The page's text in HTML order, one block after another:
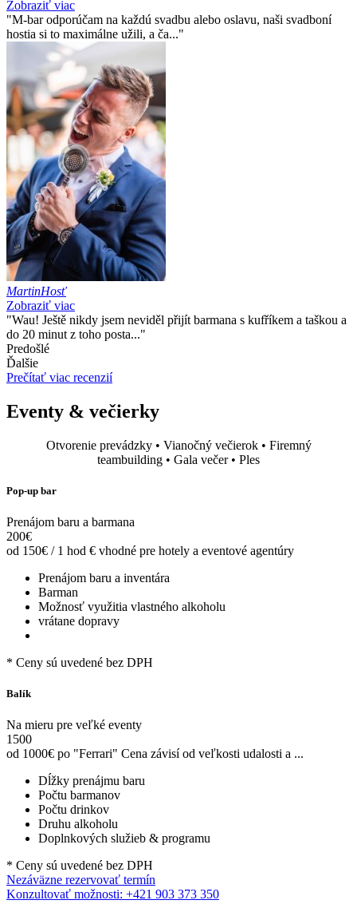
Zobraziť viac
"M-bar odporúčam na každú svadbu alebo oslavu, naši svadboní
hostia si to maximálne užili, a ča..."
MartinHosť
Zobraziť viac
"Wau! Ještě nikdy jsem neviděl přijít barmana s kufříkem a taškou a
do 20 minut z toho posta..."
Predošlé
Ďalšie
Prečítať viac recenzií
Eventy & večierky
Otvorenie prevádzky • Vianočný večierok • Firemný
teambuilding • Gala večer • Ples
Pop-up bar
Prenájom baru a barmana
200€
od 150€ / 1 hod € vhodné pre hotely a eventové agentúry
Prenájom baru a inventára
Barman
Možnosť využitia vlastného alkoholu
vrátane dopravy
* Ceny sú uvedené bez DPH
Balík
Na mieru pre veľké eventy
1500
od 1000€ po "Ferrari" Cena závisí od veľkosti udalosti a ...
Dĺžky prenájmu baru
Počtu barmanov
Počtu drinkov
Druhu alkoholu
Doplnkových služieb & programu
* Ceny sú uvedené bez DPH
Nezáväzne rezervovať termín
Konzultovať možnosti: +421 903 373 350